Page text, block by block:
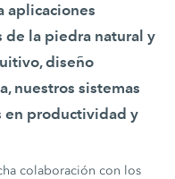
aplicaciones
de la piedra natural y
diseño
nuestros sistemas
en productividad y
colaboración con los